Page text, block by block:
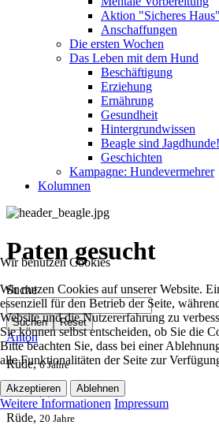
Aktion "Sicheres Haus"
Anschaffungen
Die ersten Wochen
Das Leben mit dem Hund
Beschäftigung
Erziehung
Ernährung
Gesundheit
Hintergrundwissen
Beagle sind Jagdhunde!
Geschichten
Kampagne: Hundevermehrer
Kolumnen
Paten gesucht
Suche
Suchen Reset
Anton
Rüde,6 Jahre
Astor (F)
Rüde, 20 Jahre
Wir benutzen Cookies
Wir nutzen Cookies auf unserer Website.
essenziell für den Betrieb der Seite,
Website und die Nutzererfahrung zu
Sie können selbst entscheiden, ob Sie die
Bitte beachten Sie, dass bei einer
alle Funktionalitäten der Seite zur
Akzeptieren Ablehnen
Weitere Informationen Impressum